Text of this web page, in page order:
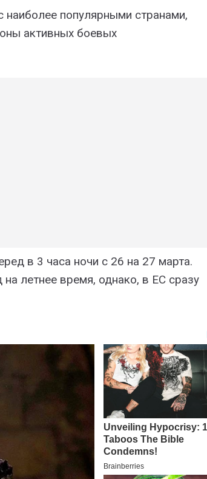
наиболее популярными странами,
активных боевых
в 3 часа ночи с 26 на 27 марта.
летнее время, однако, в ЕС сразу